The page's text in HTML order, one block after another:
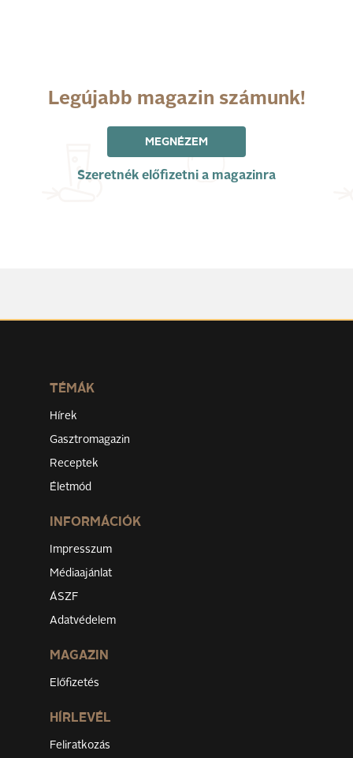
Legújabb magazin számunk!
MEGNÉZEM
Szeretnék előfizetni a magazinra
TÉMÁK
Hírek
Gasztromagazin
Receptek
Életmód
INFORMÁCIÓK
Impresszum
Médiaajánlat
ÁSZF
Adatvédelem
MAGAZIN
Előfizetés
HÍRLEVÉL
Feliratkozás